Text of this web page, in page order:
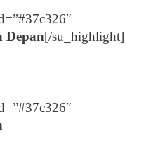
Depan[/su_highlight]